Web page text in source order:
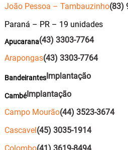
João Pessoa – Tambauzinho(83)
Paraná – PR – 19 unidades
Apucarana(43) 3303-7764
Arapongas(43) 3303-7764
BandeirantesImplantação
CambéImplantação
Campo Mourão(44) 3523-3674
Cascavel(45) 3035-1914
Colombo(41) 3619-8494